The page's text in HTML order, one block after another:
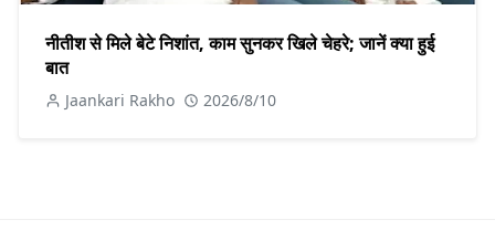
नीतीश से मिले बेटे निशांत, काम सुनकर खिले चेहरे; जानें क्या हुई
बात
Jaankari Rakho 2026/8/10